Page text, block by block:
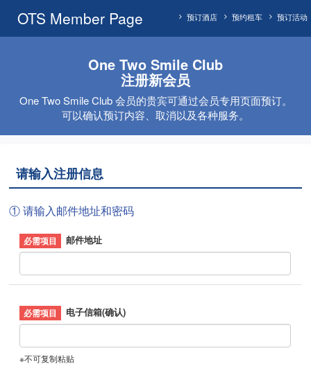
OTS Member Page 预订活动
预约租车
预订酒店
One Two Smile Club
注册新会员
One Two Smile Club 会员的贵宾可通过会员专用页面预订。
可以确认预订内容、取消以及各种服务。
请输入注册信息
① 请输入邮件地址和密码
邮件地址
电子信箱(确认)
※不可复制粘贴